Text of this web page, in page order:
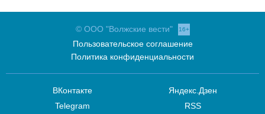
© ООО "Волжские вести" 16+
Пользовательское соглашение
Политика конфиденциальности
ВКонтакте
Telegram
Яндекс.Дзен
RSS